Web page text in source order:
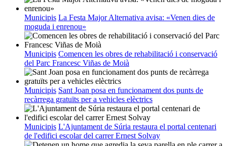
Municipis La Festa Major Alternativa avisa: «Venen dies de
moguda i enrenou»
Municipis Comencen les obres de rehabilitació i conservació
del Parc Francesc Viñas de Moià
Municipis Sant Joan posa en funcionament dos punts de
recàrrega gratuïts per a vehicles elèctrics
Municipis L'Ajuntament de Súria restaura el portal centenari
de l'edifici escolar del carrer Ernest Solvay